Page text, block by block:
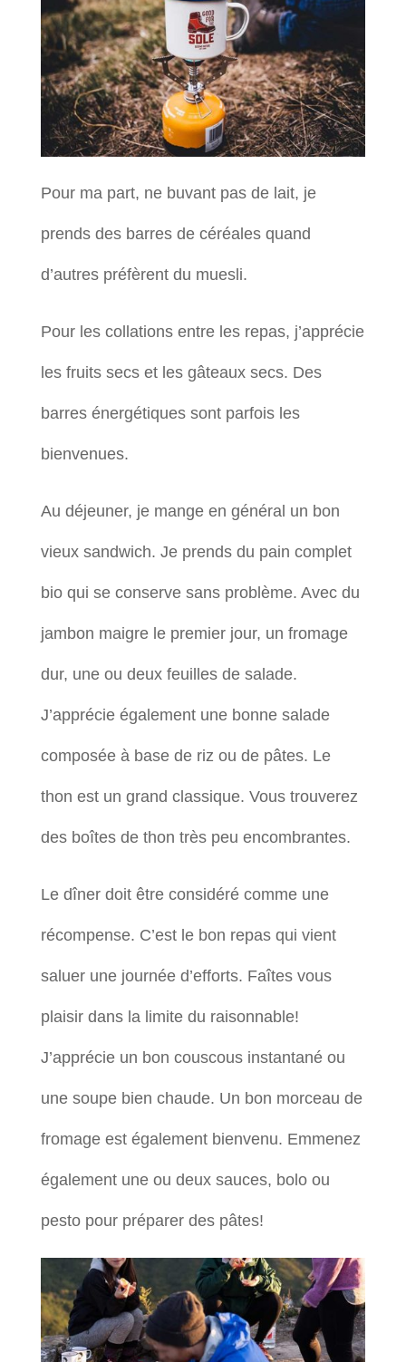
Pour ma part, ne buvant pas de lait, je
prends des barres de céréales quand
d’autres préfèrent du muesli.
Pour les collations entre les repas, j’apprécie
les fruits secs et les gâteaux secs. Des
barres énergétiques sont parfois les
bienvenues.
Au déjeuner, je mange en général un bon
vieux sandwich. Je prends du pain complet
bio qui se conserve sans problème. Avec du
jambon maigre le premier jour, un fromage
dur, une ou deux feuilles de salade.
J’apprécie également une bonne salade
composée à base de riz ou de pâtes. Le
thon est un grand classique. Vous trouverez
des boîtes de thon très peu encombrantes.
Le dîner doit être considéré comme une
récompense. C’est le bon repas qui vient
saluer une journée d’efforts. Faîtes vous
plaisir dans la limite du raisonnable!
J’apprécie un bon couscous instantané ou
une soupe bien chaude. Un bon morceau de
fromage est également bienvenu. Emmenez
également une ou deux sauces, bolo ou
pesto pour préparer des pâtes!